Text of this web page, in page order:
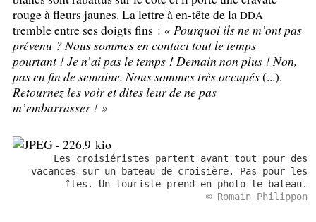
rouge à fleurs jaunes. La lettre à en-tête de la DDA
tremble entre ses doigts fins : « Pourquoi ils ne m’ont pas
prévenu ? Nous sommes en contact tout le temps
pourtant ! Je n’ai pas le temps ! Demain non plus ! Non,
pas en fin de semaine. Nous sommes très occupés(...).
Retournez les voir et dites leur de ne pas
m’embarrasser ! »
Les croisiéristes partent avant tout pour des
vacances sur un bateau de croisière. Pas pour les
îles. Un touriste prend en photo le bateau.
© Romain Philippon